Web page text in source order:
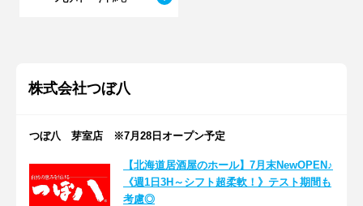
株式会社つぼ八
つぼ八 芽室店 ※7月28日オープン予定
【北海道居酒屋のホール】7月末NewOPEN♪
《週1日3H～シフト超柔軟！》テスト期間も
考慮◎